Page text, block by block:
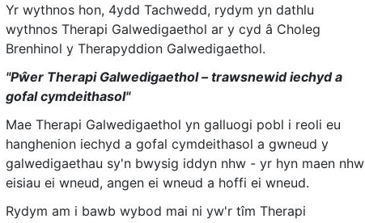
Yr wythnos hon, 4ydd Tachwedd, rydym yn dathlu
wythnos Therapi Galwedigaethol ar y cyd â Choleg
Brenhinol y Therapyddion Galwedigaethol.
"Pŵer Therapi Galwedigaethol – trawsnewid iechyd a
gofal cymdeithasol"
Mae Therapi Galwedigaethol yn galluogi pobl i reoli eu
hanghenion iechyd a gofal cymdeithasol a gwneud y
galwedigaethau sy'n bwysig iddyn nhw - yr hyn maen nhw
eisiau ei wneud, angen ei wneud a hoffi ei wneud.
Rydym am i bawb wybod mai ni yw'r tîm Therapi